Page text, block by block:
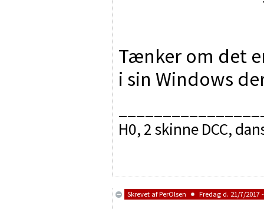
Tænker om det
i sin Windows
H0, 2 skinne DCC,
Skrevet afPerOlsen Fredag d. 21/7/2017